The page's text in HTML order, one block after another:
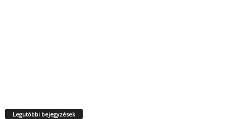
Legutóbbi bejegyzések